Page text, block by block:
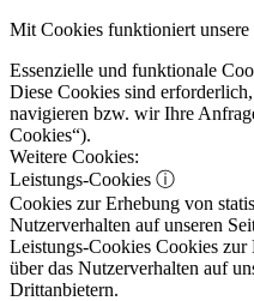
Mit Cookies funktioniert unsere
Essenzielle und funktionale
Diese Cookies sind
navigieren bzw. wir Ihre
Cookies“).
Weitere Cookies:
Leistungs-Cookies ⓘ
Cookies zur Erhebung von
Nutzerverhalten auf unseren
Leistungs-Cookies Cookies zur
über das Nutzerverhalten auf
Drittanbietern.